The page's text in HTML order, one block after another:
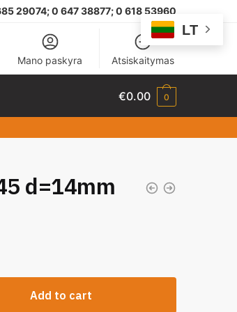
29074;0 647 38877; 0 618 53960
Mano paskyra
Atsiskaitymas
€0.00 0
d=14mm
Add to cart
LT